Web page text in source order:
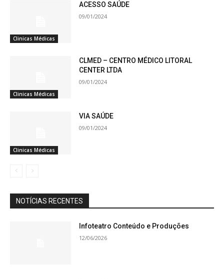
Clinicas Médicas
ACESSO SAÚDE
09/01/2024
Clinicas Médicas
CLMED – CENTRO MÉDICO LITORAL
CENTER LTDA
09/01/2024
Clinicas Médicas
VIA SAÚDE
09/01/2024
NOTÍCIAS RECENTES
Infoteatro Conteúdo e Produções
12/06/2026